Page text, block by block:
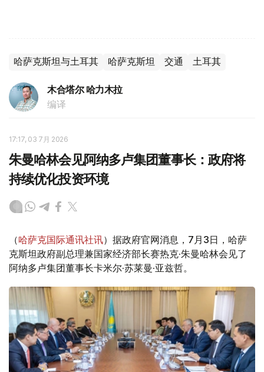
哈萨克斯坦与土耳其 哈萨克斯坦 交通 土耳其
木合塔尔 哈力木拉
编译
17:17, 03 7月 2026
朱曼哈林会见阿纳多卢集团董事长：政府将
持续优化投资环境
（哈萨克国际通讯社讯）据政府官网消息，7月3日，哈萨
克斯坦政府副总理兼国家经济部长赛热克·朱曼哈林会见了
阿纳多卢集团董事长卡米尔·苏莱曼·亚兹哲。